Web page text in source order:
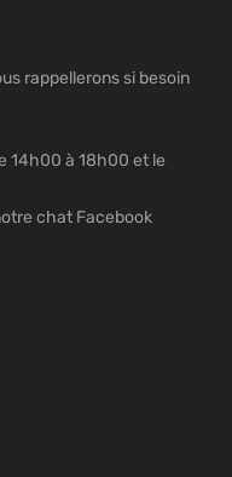
rappellerons si besoin
14h00 à 18h00 et le
chat Facebook